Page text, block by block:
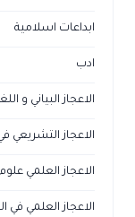
ابداعات اسلامية
ادب
الاعجاز البياني و
الاعجاز التشريعي
الاعجاز العلمي
الاعجاز العلمي في